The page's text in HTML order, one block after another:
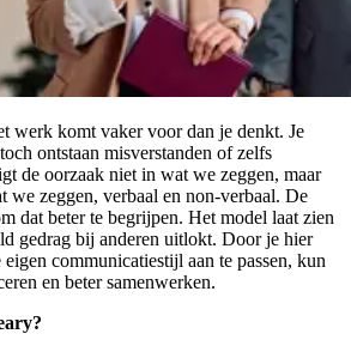
werk komt vaker voor dan je denkt. Je
ontstaan misverstanden of zelfs
de oorzaak niet in wat we zeggen, maar
we zeggen, verbaal en non-verbaal. De
dat beter te begrijpen. Het model laat zien
gedrag bij anderen uitlokt. Door je hier
communicatiestijl aan te passen, kun
en beter samenwerken.